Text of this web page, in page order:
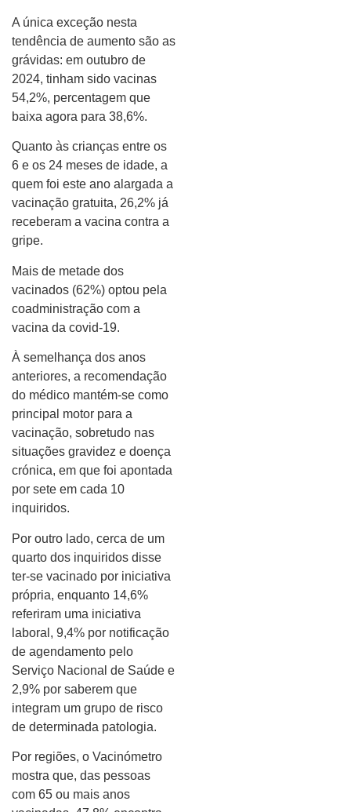
A única exceção nesta
tendência de aumento são as
grávidas: em outubro de
2024, tinham sido vacinas
54,2%, percentagem que
baixa agora para 38,6%.
Quanto às crianças entre os
6 e os 24 meses de idade, a
quem foi este ano alargada a
vacinação gratuita, 26,2% já
receberam a vacina contra a
gripe.
Mais de metade dos
vacinados (62%) optou pela
coadministração com a
vacina da covid-19.
À semelhança dos anos
anteriores, a recomendação
do médico mantém-se como
principal motor para a
vacinação, sobretudo nas
situações gravidez e doença
crónica, em que foi apontada
por sete em cada 10
inquiridos.
Por outro lado, cerca de um
quarto dos inquiridos disse
ter-se vacinado por iniciativa
própria, enquanto 14,6%
referiram uma iniciativa
laboral, 9,4% por notificação
de agendamento pelo
Serviço Nacional de Saúde e
2,9% por saberem que
integram um grupo de risco
de determinada patologia.
Por regiões, o Vacinómetro
mostra que, das pessoas
com 65 ou mais anos